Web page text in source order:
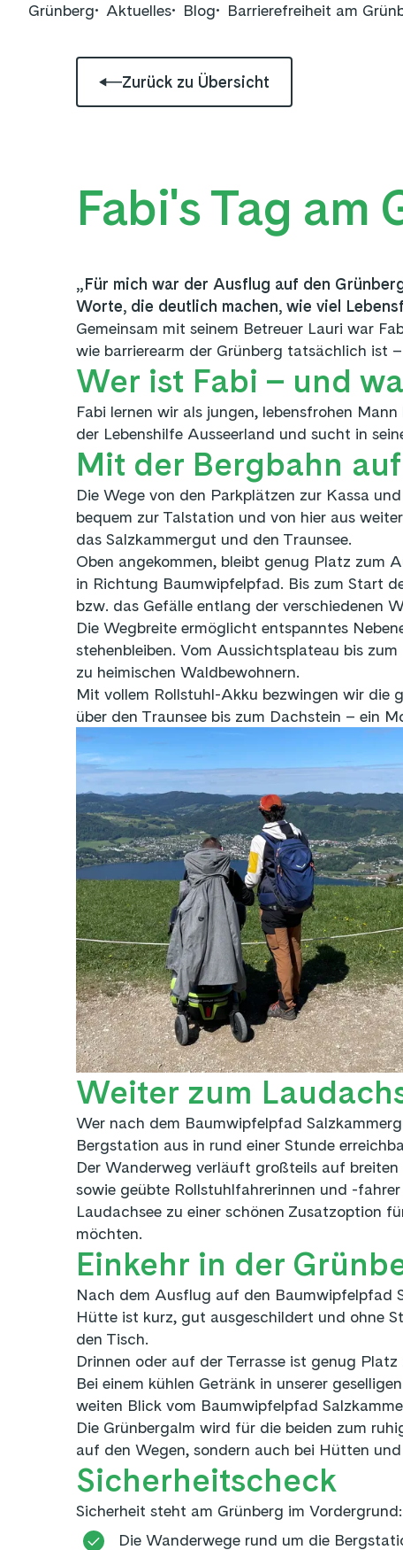
Grünberg Aktuelles Blog Barrierefreiheit am
Zurück zu Übersicht
Fabi's Tag am
„Für mich war der Ausflug auf den
Worte, die deutlich machen, wie viel
Gemeinsam mit seinem Betreuer Lauri war
wie barrierearm der Grünberg tatsächlich ist
Wer ist Fabi – und
Fabi lernen wir als jungen, lebensfrohen
der Lebenshilfe Ausseerland und sucht in
Mit der Bergbahn
Die Wege von den Parkplätzen zur Kassa
bequem zur Talstation und von hier aus
das Salzkammergut und den Traunsee.
Oben angekommen, bleibt genug Platz zum
in Richtung Baumwipfelpfad. Bis zum Start
bzw. das Gefälle entlang der verschiedenen
Die Wegbreite ermöglicht entspanntes
stehenbleiben. Vom Aussichtsplateau bis
zu heimischen Waldbewohnern.
Mit vollem Rollstuhl-Akku bezwingen wir die
über den Traunsee bis zum Dachstein – ein
Weiter zum
Wer nach dem Baumwipfelpfad
Bergstation aus in rund einer Stunde
Der Wanderweg verläuft großteils auf
sowie geübte Rollstuhlfahrerinnen und -
Laudachsee zu einer schönen Zusatzoption
möchten.
Einkehr in der
Nach dem Ausflug auf den Baumwipfelpfad
Hütte ist kurz, gut ausgeschildert und ohne
den Tisch.
Drinnen oder auf der Terrasse ist genug
Bei einem kühlen Getränk in unserer
weiten Blick vom Baumwipfelpfad
Die Grünbergalm wird für die beiden zum
auf den Wegen, sondern auch bei Hütten
Sicherheitscheck
Sicherheit steht am Grünberg im Vordergrund:
Die Wanderwege rund um die